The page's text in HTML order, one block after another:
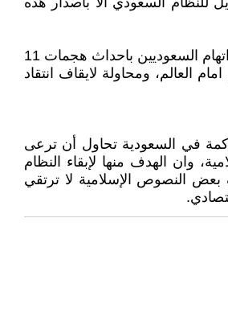
الثالث/ دافع سياسي خارجي: يعلم جيدا النظام السعودي مدى قوة الانتقاد حوله في العالم وما هي الصورة الارهابية التي يراهُ بها العالم، اضافة الى اتهام السعوديين باحداث هجمات 11
العالم، ومحاولة لايقاف انتقاد
في السعودية تحاول أن ترعى
وان الهدف منها لإبقاء النظام
بعض النصوص الإسلامية لا ترتقي